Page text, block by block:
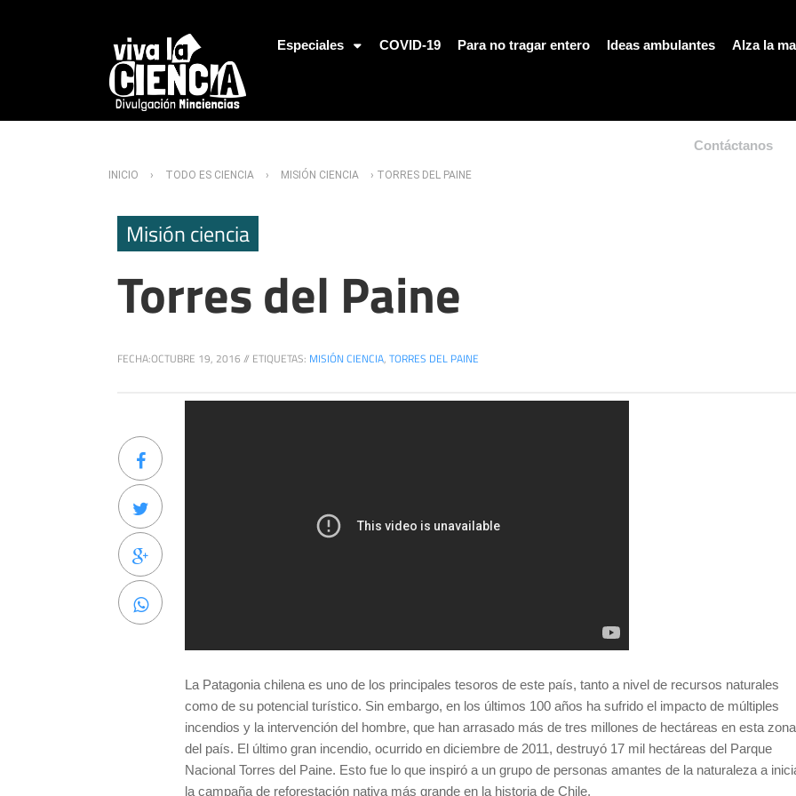
Especiales COVID-19 Para no tragar entero Ideas ambulantes Alza la
Contáctanos
Usted está aquí
INICIO › TODO ES CIENCIA › MISIÓN CIENCIA › TORRES DEL PAINE
Misión ciencia
Torres del Paine
FECHA:OCTUBRE 19, 2016 // ETIQUETAS: MISIÓN CIENCIA, TORRES DEL PAINE
La Patagonia chilena es uno de los principales tesoros de este país, tanto a nivel de recursos naturales
como de su potencial turístico. Sin embargo, en los últimos 100 años ha sufrido el impacto de múltiples
incendios y la intervención del hombre, que han arrasado más de tres millones de hectáreas en esta zona
del país. El último gran incendio, ocurrido en diciembre de 2011, destruyó 17 mil hectáreas del Parque
Nacional Torres del Paine. Esto fue lo que inspiró a un grupo de personas amantes de la naturaleza a
la campaña de reforestación nativa más grande en la historia de Chile.